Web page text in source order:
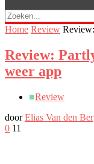
Home Review
Review:
weer app
■Review
doorElias Van den
0 11